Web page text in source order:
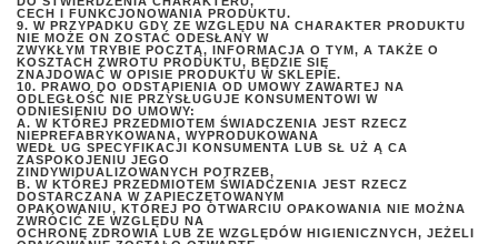
CECH I FUNKCJONOWANIA PRODUKTU.
9. W PRZYPADKU GDY ZE WZGLĘDU NA CHARAKTER PRODUKTU
NIE MOŻE ON ZOSTAĆ ODESŁANY W
ZWYKŁYM TRYBIE POCZTĄ, INFORMACJA O TYM, A TAKŻE O
KOSZTACH ZWROTU PRODUKTU, BĘDZIE SIĘ
ZNAJDOWAĆ W OPISIE PRODUKTU W SKLEPIE.
10. PRAWO DO ODSTĄPIENIA OD UMOWY ZAWARTEJ NA
ODLEGŁOŚĆ NIE PRZYSŁUGUJE KONSUMENTOWI W
ODNIESIENIU DO UMOWY:
A. W KTÓREJ PRZEDMIOTEM ŚWIADCZENIA JEST RZECZ
NIEPREFABRYKOWANA, WYPRODUKOWANA
WEDŁ UG SPECYFIKACJI KONSUMENTA LUB SŁ UŻ Ą CA
ZASPOKOJENIU JEGO
ZINDYWIDUALIZOWANYCH POTRZEB,
B. W KTÓREJ PRZEDMIOTEM ŚWIADCZENIA JEST RZECZ
DOSTARCZANA W ZAPIECZĘTOWANYM
OPAKOWANIU, KTÓREJ PO OTWARCIU OPAKOWANIA NIE MOŻNA
ZWRÓCIĆ ZE WZGLĘDU NA
OCHRONĘ ZDROWIA LUB ZE WZGLĘDÓW HIGIENICZNYCH, JEŻELI